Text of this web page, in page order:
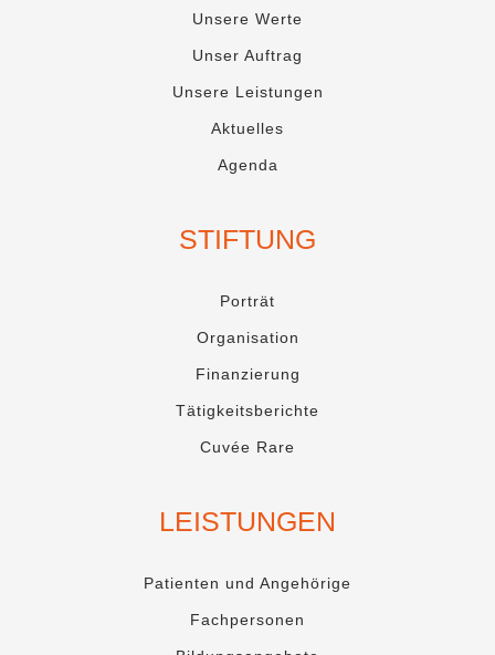
Unsere Werte
Unser Auftrag
Unsere Leistungen
Aktuelles
Agenda
STIFTUNG
Porträt
Organisation
Finanzierung
Tätigkeitsberichte
Cuvée Rare
LEISTUNGEN
Patienten und Angehörige
Fachpersonen